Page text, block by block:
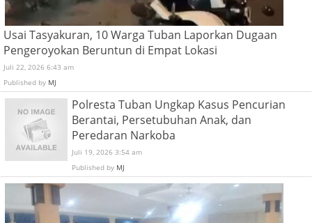
Usai Tasyakuran, 10 Warga Tuban Laporkan Dugaan
Pengeroyokan Beruntun di Empat Lokasi
Juli 22, 2026 6:43 am
Published by MJ
Polresta Tuban Ungkap Kasus Pencurian
Berantai, Persetubuhan Anak, dan
Peredaran Narkoba
Juli 19, 2026 3:54 am
Published by MJ